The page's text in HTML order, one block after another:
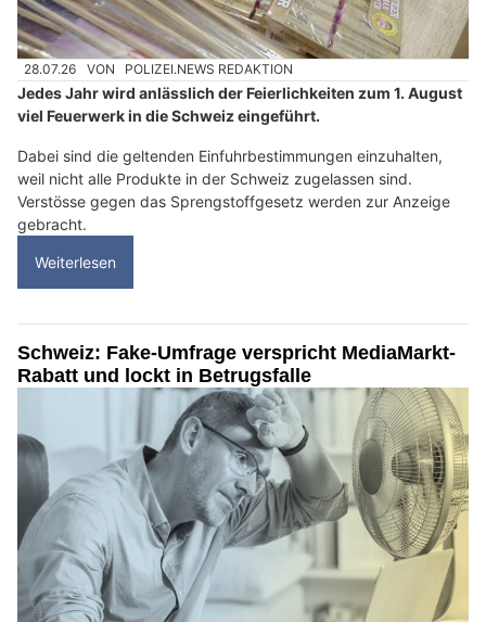
28.07.26 VON POLIZEI.NEWS REDAKTION
Jedes Jahr wird anlässlich der Feierlichkeiten zum 1. August
viel Feuerwerk in die Schweiz eingeführt.
Dabei sind die geltenden Einfuhrbestimmungen einzuhalten,
weil nicht alle Produkte in der Schweiz zugelassen sind.
Verstösse gegen das Sprengstoffgesetz werden zur Anzeige
gebracht.
Weiterlesen
Schweiz: Fake-Umfrage verspricht MediaMarkt-
Rabatt und lockt in Betrugsfalle